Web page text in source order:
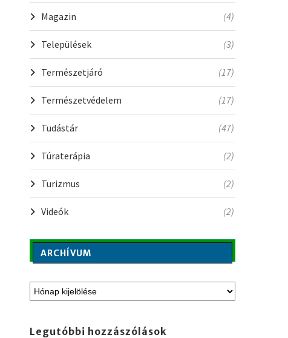
Magazin (4)
Települések (3)
Természetjáró (17)
Természetvédelem (17)
Tudástár (47)
Túraterápia (2)
Turizmus (2)
Videók (2)
ARCHÍVUM
Legutóbbi hozzászólások